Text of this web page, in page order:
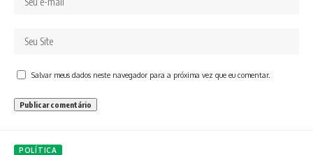
Salvar meus dados neste navegador para a próxima vez que eu comentar.
POLÍTICA